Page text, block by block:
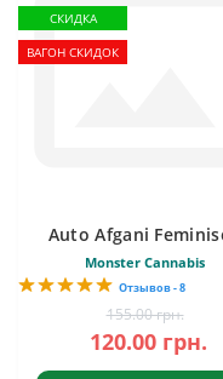
СКИДКА
ВАГОН СКИДОК
Auto Afgani
Monster Cannabis
Отзывов - 8
155.00 грн.
120.00 грн.